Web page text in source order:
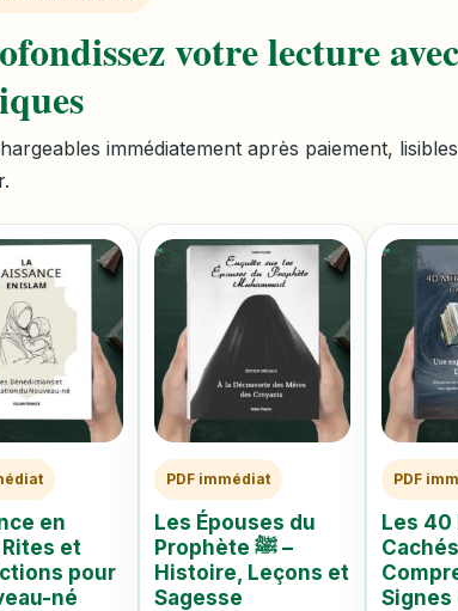
votre lecture
immédiatement après paiement,
en
et
pour
né
PDF immédiat
Les Épouses du
Prophète ﷺ –
Histoire, Leçons et
Sagesse
PDF
Les 40
Signes